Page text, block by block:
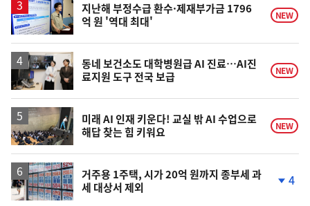
지난해 부정수급 환수·제재부가금 1796
억 원 '역대 최대'
NEW
동네 보건소도 대학병원급 AI 진료…AI진
료지원 도구 전국 보급
NEW
미래 AI 인재 키운다! 교실 밖 AI 수업으로
해답 찾는 힘 키워요
NEW
거주용 1주택, 시가 20억 원까지 종부세 과
세 대상서 제외
4